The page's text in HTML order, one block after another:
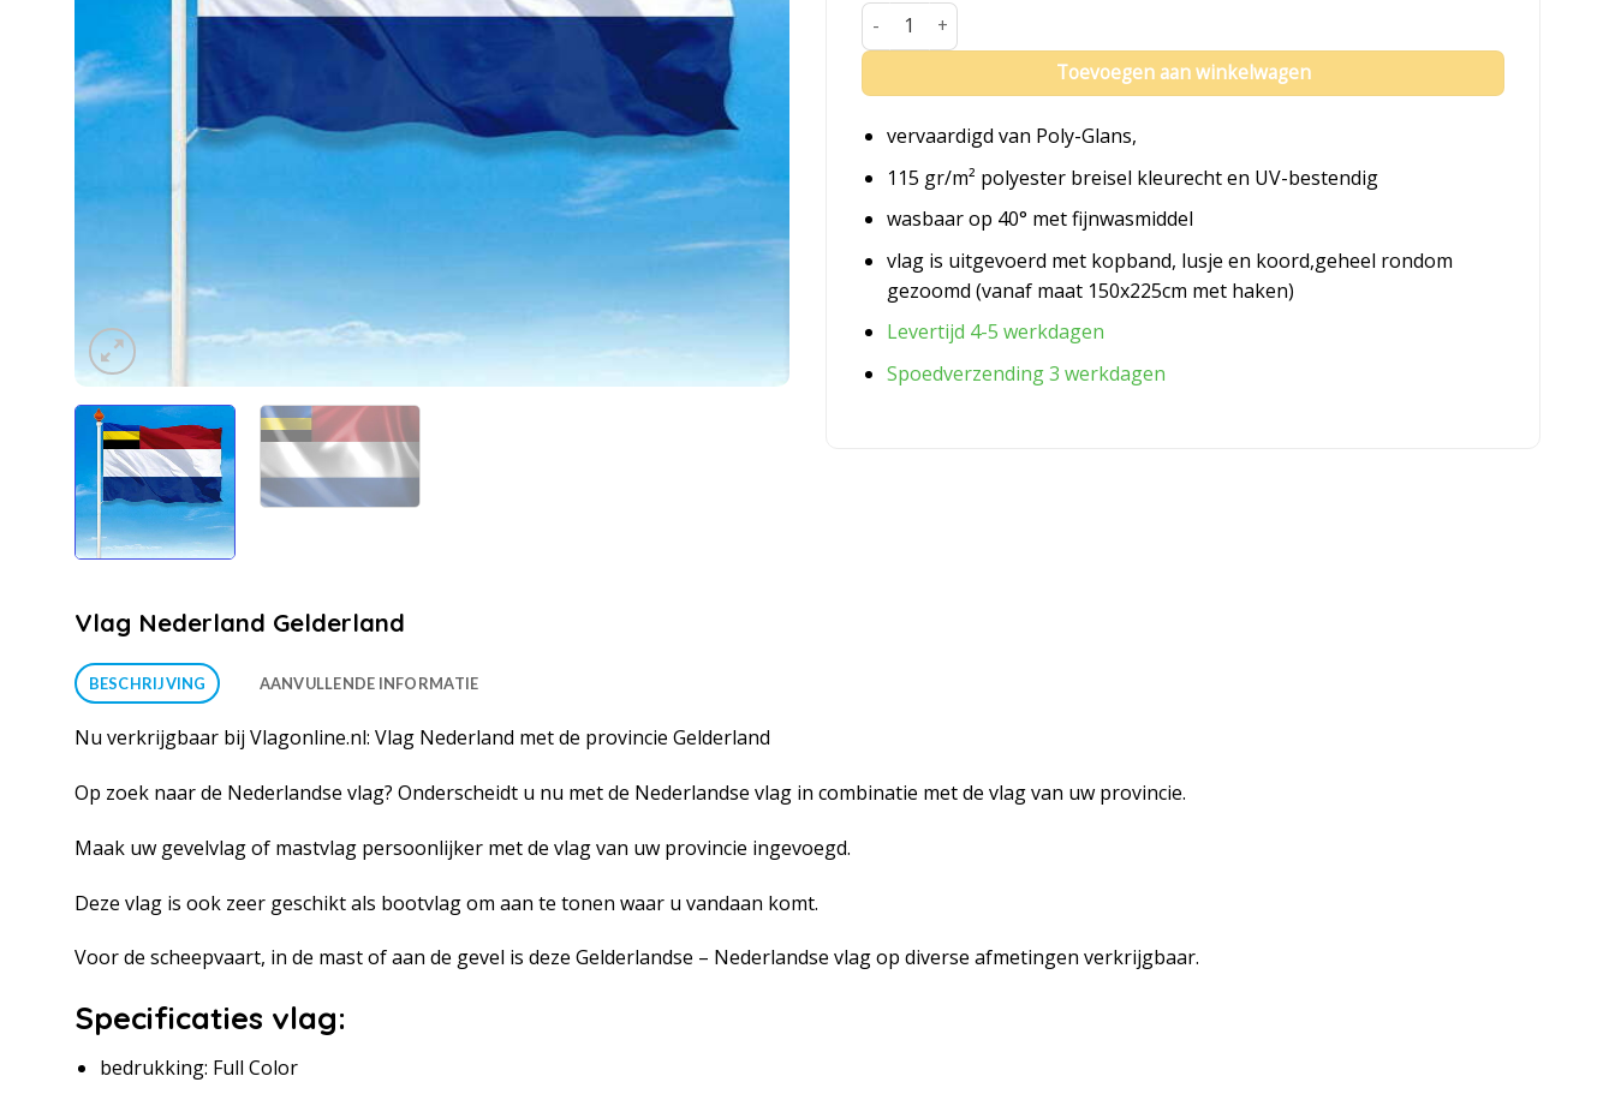
Vlag Nederland Gelderland aantal
Toevoegen aan winkelwagen
vervaardigd van Poly-Glans,
115 gr/m² polyester breisel kleurecht en UV-bestendig
wasbaar op 40° met fijnwasmiddel
vlag is uitgevoerd met kopband, lusje en koord,geheel rondom
gezoomd (vanaf maat 150x225cm met haken)
Levertijd 4-5 werkdagen
Spoedverzending 3 werkdagen
Vlag Nederland Gelderland
BESCHRIJVING AANVULLENDE INFORMATIE
Nu verkrijgbaar bij Vlagonline.nl: Vlag Nederland met de provincie Gelderland
Op zoek naar de Nederlandse vlag? Onderscheidt u nu met de Nederlandse vlag in combinatie met de vlag van uw provincie.
Maak uw gevelvlag of mastvlag persoonlijker met de vlag van uw provincie ingevoegd.
Deze vlag is ook zeer geschikt als bootvlag om aan te tonen waar u vandaan komt.
Voor de scheepvaart, in de mast of aan de gevel is deze Gelderlandse – Nederlandse vlag op diverse afmetingen verkrijgbaar.
Specificaties vlag:
bedrukking: Full Color